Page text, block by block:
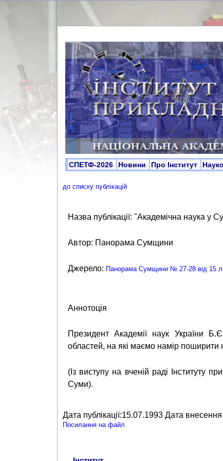
СПЕТФ-2026 Новини Про Інститут
до списку публікацій
Назва публікації: "Академічна наука у
Автор: Панорама Сумщини
Джерело: Панорама Сумщини № 27-28 від 15
Аннотоція
Президент Академії наук України
областей, на які маємо намір поширити
(Із виступу на вченій раді Інституту
Суми).
Дата публікації:15.07.1993 Дата
Посилання на файл